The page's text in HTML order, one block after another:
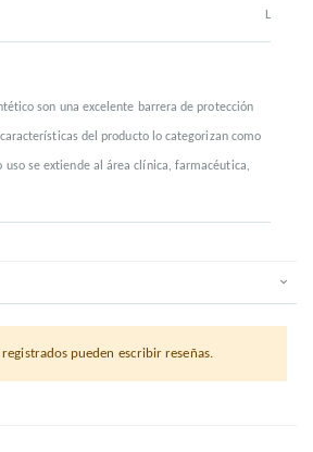
L
son una excelente barrera de protección
del producto lo categorizan como
uso se extiende al área clínica, farmacéutica,
pueden escribir reseñas.